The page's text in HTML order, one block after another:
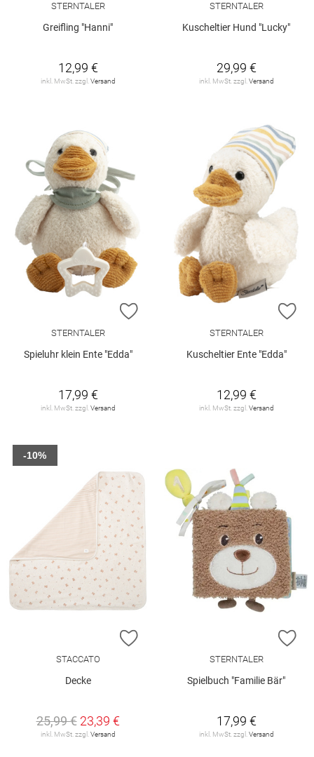
STERNTALER
Greifling "Hanni"
12,99 €
inkl. MwSt. zzgl. Versand
STERNTALER
Kuscheltier Hund "Lucky"
29,99 €
inkl. MwSt. zzgl. Versand
ZUR WUNSCHLISTE HINZUFÜGEN
STERNTALER
Spieluhr klein Ente "Edda"
17,99 €
inkl. MwSt. zzgl. Versand
STERNTALER
Kuscheltier Ente "Edda"
12,99 €
inkl. MwSt. zzgl. Versand
ZUR WUNSCHLISTE HINZUFÜGEN
STACCATO
Decke
25,99 € 23,39 €
inkl. MwSt. zzgl. Versand
-10%
STERNTALER
Spielbuch "Familie Bär"
17,99 €
inkl. MwSt. zzgl. Versand